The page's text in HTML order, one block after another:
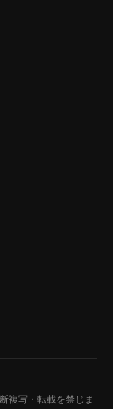
複写・転載を禁じま